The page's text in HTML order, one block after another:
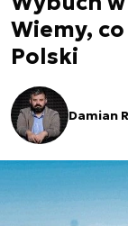
Wiemy,
Polski
Damian